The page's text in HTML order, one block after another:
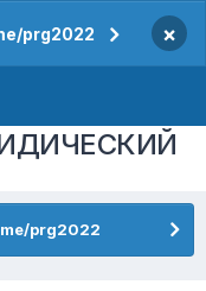
prg2022 ×
prg2022